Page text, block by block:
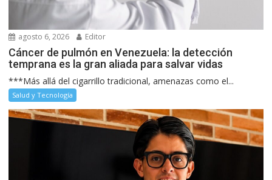
agosto 6, 2026 Editor
Cáncer de pulmón en Venezuela: la detección
temprana es la gran aliada para salvar vidas
***Más allá del cigarrillo tradicional, amenazas como el...
Salud y Tecnología